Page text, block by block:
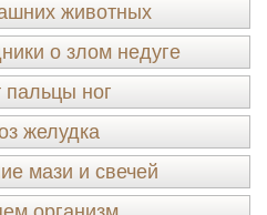
животных
о злом недуге
ног
желудка
мази и свечей